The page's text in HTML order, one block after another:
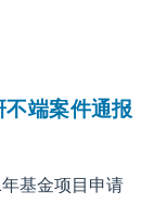
不端案件通报
基金项目申请